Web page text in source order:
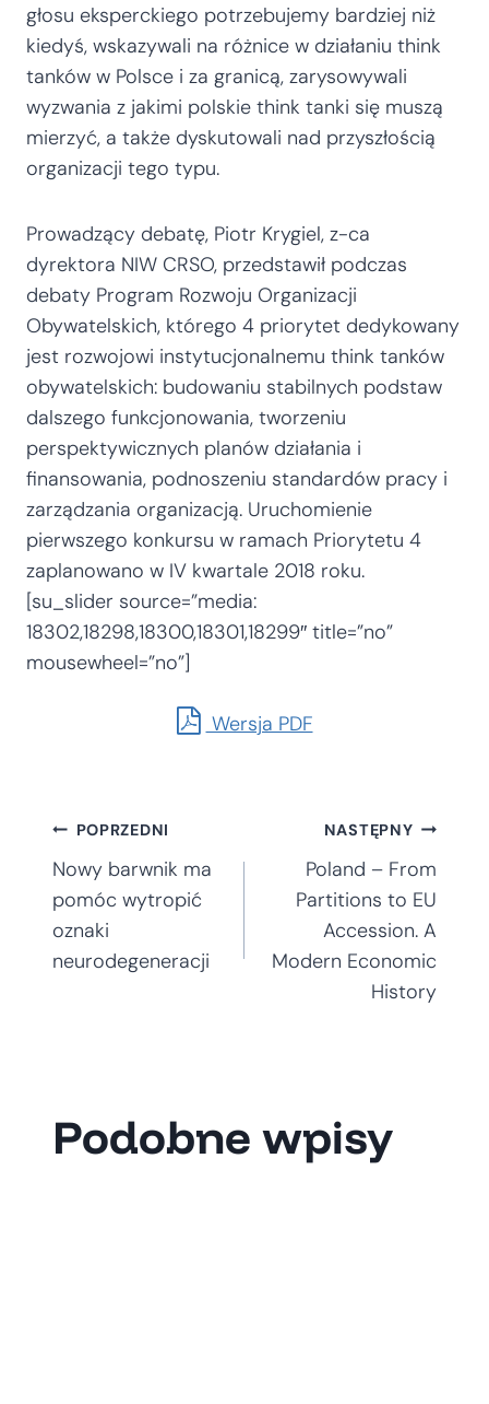
głosu eksperckiego potrzebujemy bardziej niż
kiedyś, wskazywali na różnice w działaniu think
tanków w Polsce i za granicą, zarysowywali
wyzwania z jakimi polskie think tanki się muszą
mierzyć, a także dyskutowali nad przyszłością
organizacji tego typu.
Prowadzący debatę, Piotr Krygiel, z-ca
dyrektora NIW CRSO, przedstawił podczas
debaty Program Rozwoju Organizacji
Obywatelskich, którego 4 priorytet dedykowany
jest rozwojowi instytucjonalnemu think tanków
obywatelskich: budowaniu stabilnych podstaw
dalszego funkcjonowania, tworzeniu
perspektywicznych planów działania i
finansowania, podnoszeniu standardów pracy i
zarządzania organizacją. Uruchomienie
pierwszego konkursu w ramach Priorytetu 4
zaplanowano w IV kwartale 2018 roku.
[su_slider source=”media:
18302,18298,18300,18301,18299″ title=”no”
mousewheel=”no”]
Wersja PDF
Nawigacja
wpisu
POPRZEDNI
Nowy barwnik ma
pomóc wytropić
oznaki
neurodegeneracji
NASTĘPNY
Poland – From
Partitions to EU
Accession. A
Modern Economic
History
Podobne wpisy